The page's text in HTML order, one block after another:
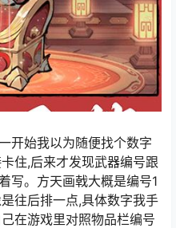
开始我以为随便找个数字
住,后来才发现武器编号跟
写。方天画戟大概是编号1
往后排一点,具体数字我手
在游戏里对照物品栏编号